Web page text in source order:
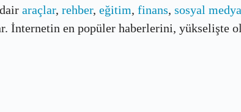
araçlar, rehber, eğitim, finans, sosyal medya
İnternetin en popüler haberlerini, yükselişte